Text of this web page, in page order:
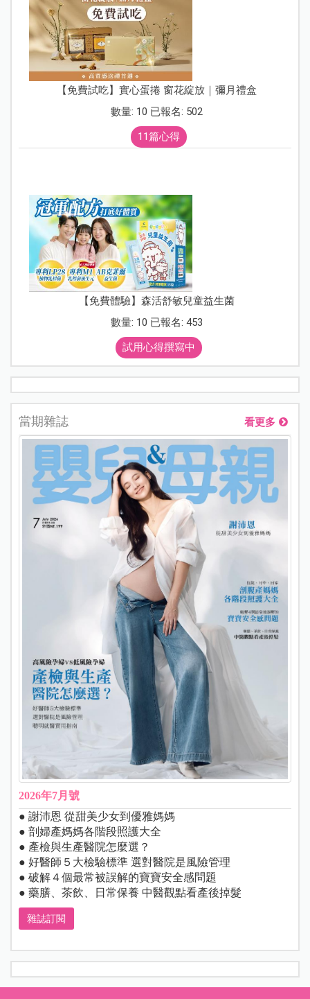
【免費試吃】實心蛋捲 窗花綻放｜彌月禮盒
數量: 10 已報名: 502
11篇心得
【免費體驗】森活舒敏兒童益生菌
數量: 10 已報名: 453
試用心得撰寫中
當期雜誌 看更多
2026年7月號
● 謝沛恩 從甜美少女到優雅媽媽
● 剖婦產媽媽各階段照護大全
● 產檢與生產醫院怎麼選？
● 好醫師５大檢驗標準 選對醫院是風險管理
● 破解４個最常被誤解的寶寶安全感問題
● 藥膳、茶飲、日常保養 中醫觀點看產後掉髮
雜誌訂閱